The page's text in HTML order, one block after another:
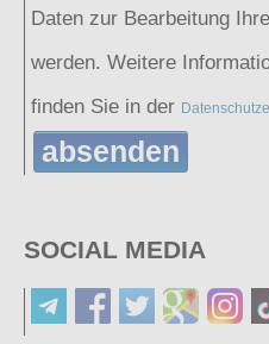
Daten zur Bearbeitung
werden. Weitere
finden Sie in der
absenden
SOCIAL MEDIA